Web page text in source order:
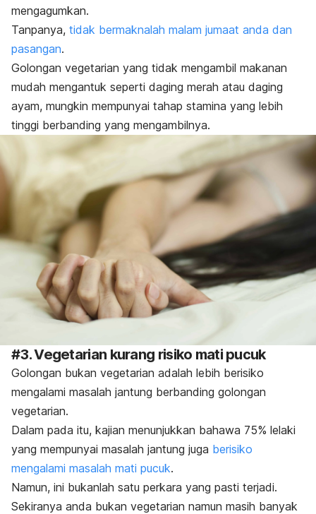
mengagumkan.
Tanpanya, tidak bermaknalah malam jumaat anda dan
pasangan.
Golongan vegetarian yang tidak mengambil makanan
mudah mengantuk seperti daging merah atau daging
ayam, mungkin mempunyai tahap stamina yang lebih
tinggi berbanding yang mengambilnya.
#3. Vegetarian kurang risiko mati pucuk
Golongan bukan vegetarian adalah lebih berisiko
mengalami masalah jantung berbanding golongan
vegetarian.
Dalam pada itu, kajian menunjukkan bahawa 75% lelaki
yang mempunyai masalah jantung juga berisiko
mengalami masalah mati pucuk.
Namun, ini bukanlah satu perkara yang pasti terjadi.
Sekiranya anda bukan vegetarian namun masih banyak